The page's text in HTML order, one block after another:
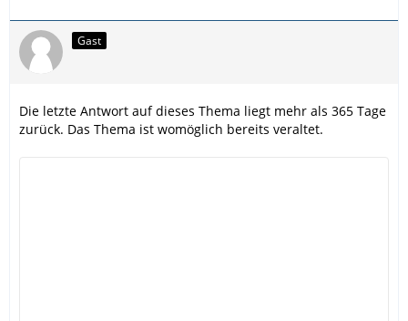
Gast
Die letzte Antwort auf dieses Thema liegt mehr als 365 Tage
zurück. Das Thema ist womöglich bereits veraltet.